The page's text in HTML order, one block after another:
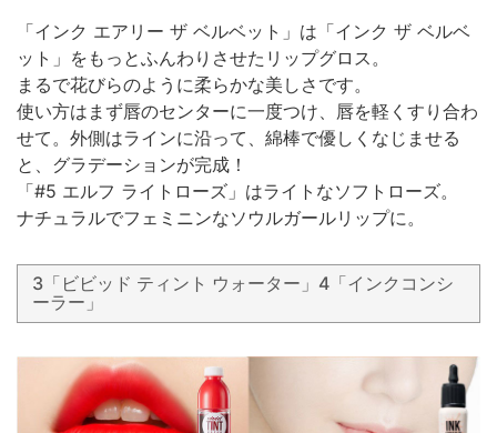
「インク エアリー ザ ベルベット」は「インク ザ ベルベ
ット」をもっとふんわりさせたリップグロス。
まるで花びらのように柔らかな美しさです。
使い方はまず唇のセンターに一度つけ、唇を軽くすり合わ
せて。外側はラインに沿って、綿棒で優しくなじませる
と、グラデーションが完成！
「#5 エルフ ライトローズ」はライトなソフトローズ。
ナチュラルでフェミニンなソウルガールリップに。
3「ビビッド ティント ウォーター」4「インクコンシ
ーラー」